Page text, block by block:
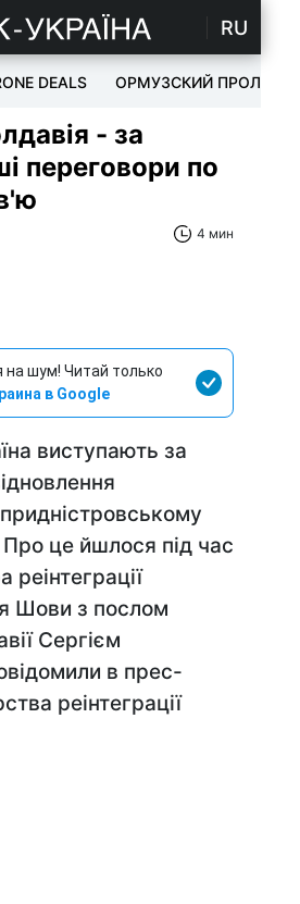
RU
DEALS ОРМУЗСКИЙ ПРОЛИВ
- за
переговори по
4 мин
на шум! Читай только
в Google
виступають за
це йшлося під час
реінтеграції
Шови з послом
Сергієм
в прес-
реінтеграції